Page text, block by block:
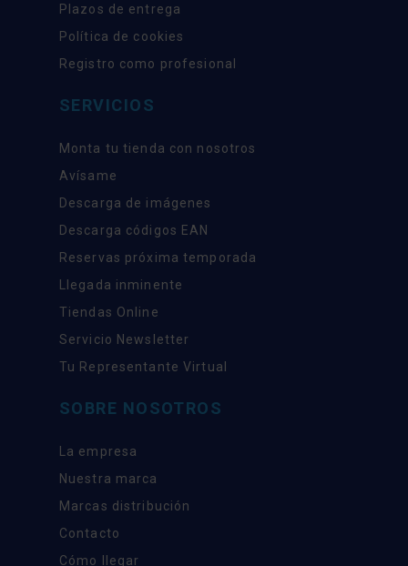
Plazos de entrega
Política de cookies
Registro como profesional
SERVICIOS
Monta tu tienda con nosotros
Avísame
Descarga de imágenes
Descarga códigos EAN
Reservas próxima temporada
Llegada inminente
Tiendas Online
Servicio Newsletter
Tu Representante Virtual
SOBRE NOSOTROS
La empresa
Nuestra marca
Marcas distribución
Contacto
Cómo llegar